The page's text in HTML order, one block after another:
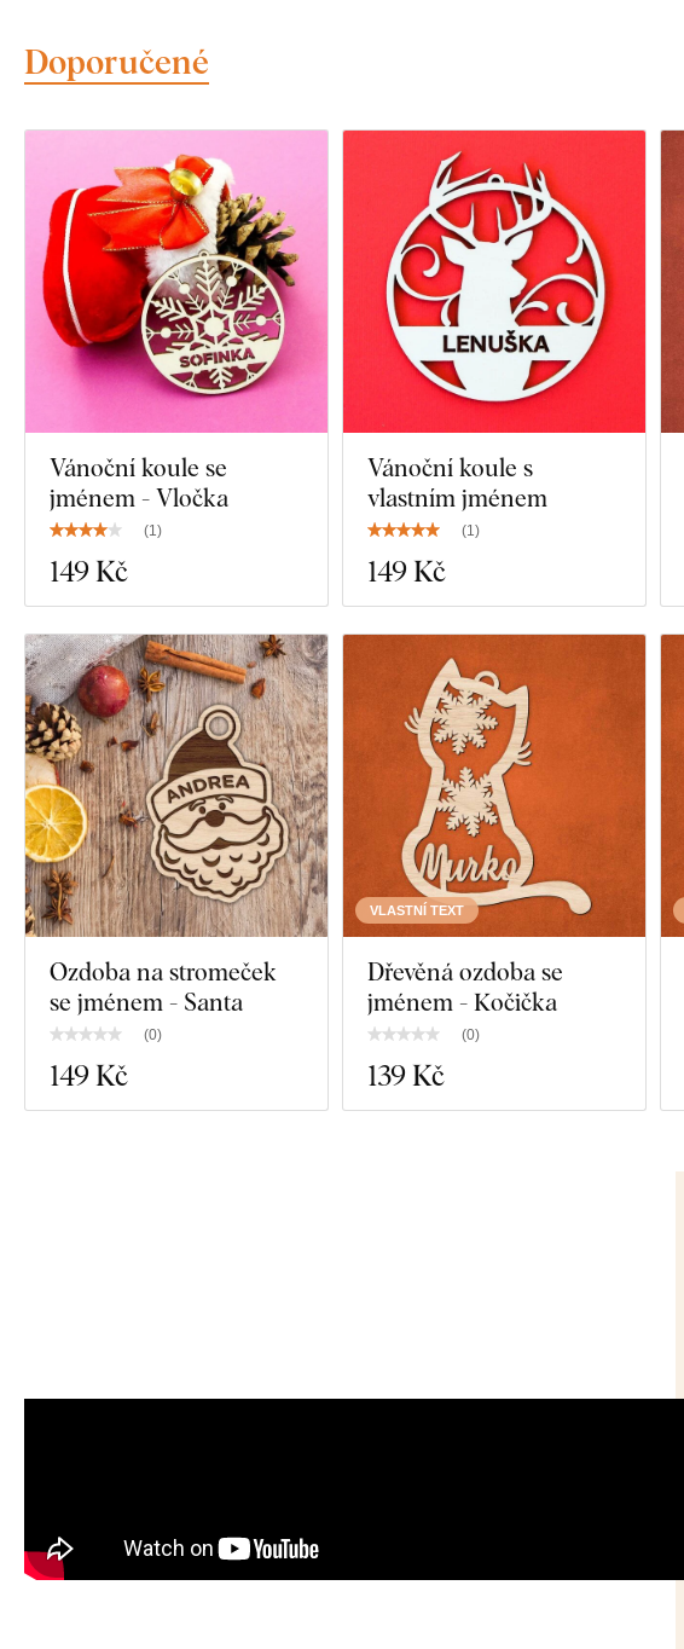
Doporučené
Vánoční koule se
jménem - Vločka
(1)
149 Kč
Vánoční koule s
vlastním jménem
(1)
149 Kč
Ozdoba na stromeček
se jménem - Santa
(0)
149 Kč
VLASTNÍ TEXT
Dřevěná ozdoba se
jménem - Kočička
(0)
139 Kč